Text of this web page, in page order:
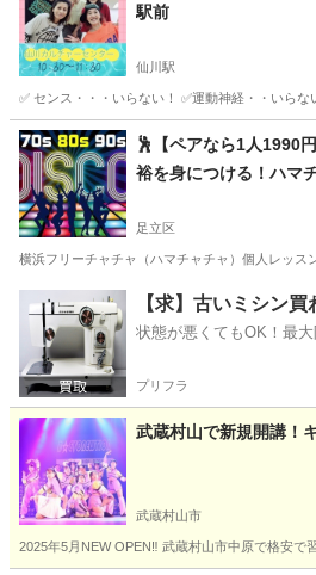
駅前
仙川駅
✅ センス・・・いらない！ ✅運動神経・・いら
東京 調布市 仙川駅 ズンバ
🕺【ペアなら1人1990
裕を身につける！ハマ
ッスン
足立区
横浜フリーチャチャ（ハマチャチャ）個人レッス
東京 足立区 その他 ハマチャチャ
【求】古いミシン
状態が悪くてもOK！最
プリフラ
武蔵村山で新規開講！
武蔵村山市
2025年5月NEW OPEN‼️ 武蔵村山市中原で格安